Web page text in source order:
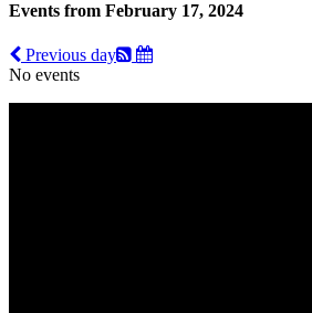
Events from February 17, 2024
Previous day
No events